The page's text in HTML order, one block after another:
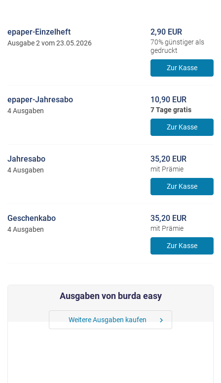
epaper-Einzelheft
Ausgabe 2 vom 23.05.2026
2,90 EUR
70% günstiger als
gedruckt
Zur Kasse
epaper-Jahresabo
4 Ausgaben
10,90 EUR
7 Tage gratis
Zur Kasse
Jahresabo
4 Ausgaben
35,20 EUR
mit Prämie
Zur Kasse
Geschenkabo
4 Ausgaben
35,20 EUR
mit Prämie
Zur Kasse
Ausgaben von burda easy
Weitere Ausgaben kaufen chevron_right